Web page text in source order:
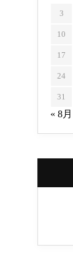
3
10
17
24
31
« 8月